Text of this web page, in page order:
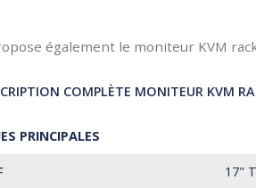
également le moniteur KVM
COMPLÈTE MONITEUR KVM
PRINCIPALES
17"